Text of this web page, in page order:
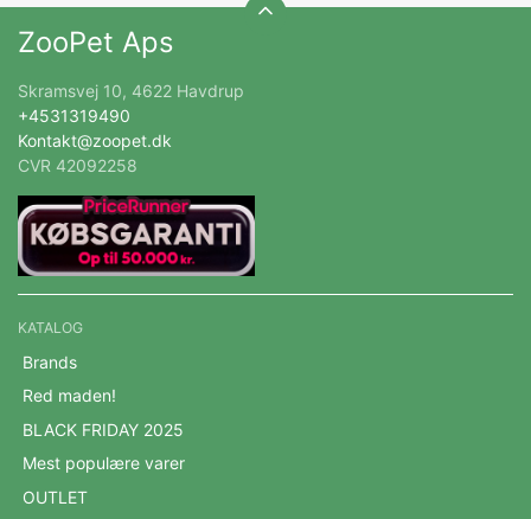
ZooPet Aps
Skramsvej 10, 4622 Havdrup
+4531319490
Kontakt@zoopet.dk
CVR 42092258
KATALOG
Brands
Red maden!
BLACK FRIDAY 2025
Mest populære varer
OUTLET